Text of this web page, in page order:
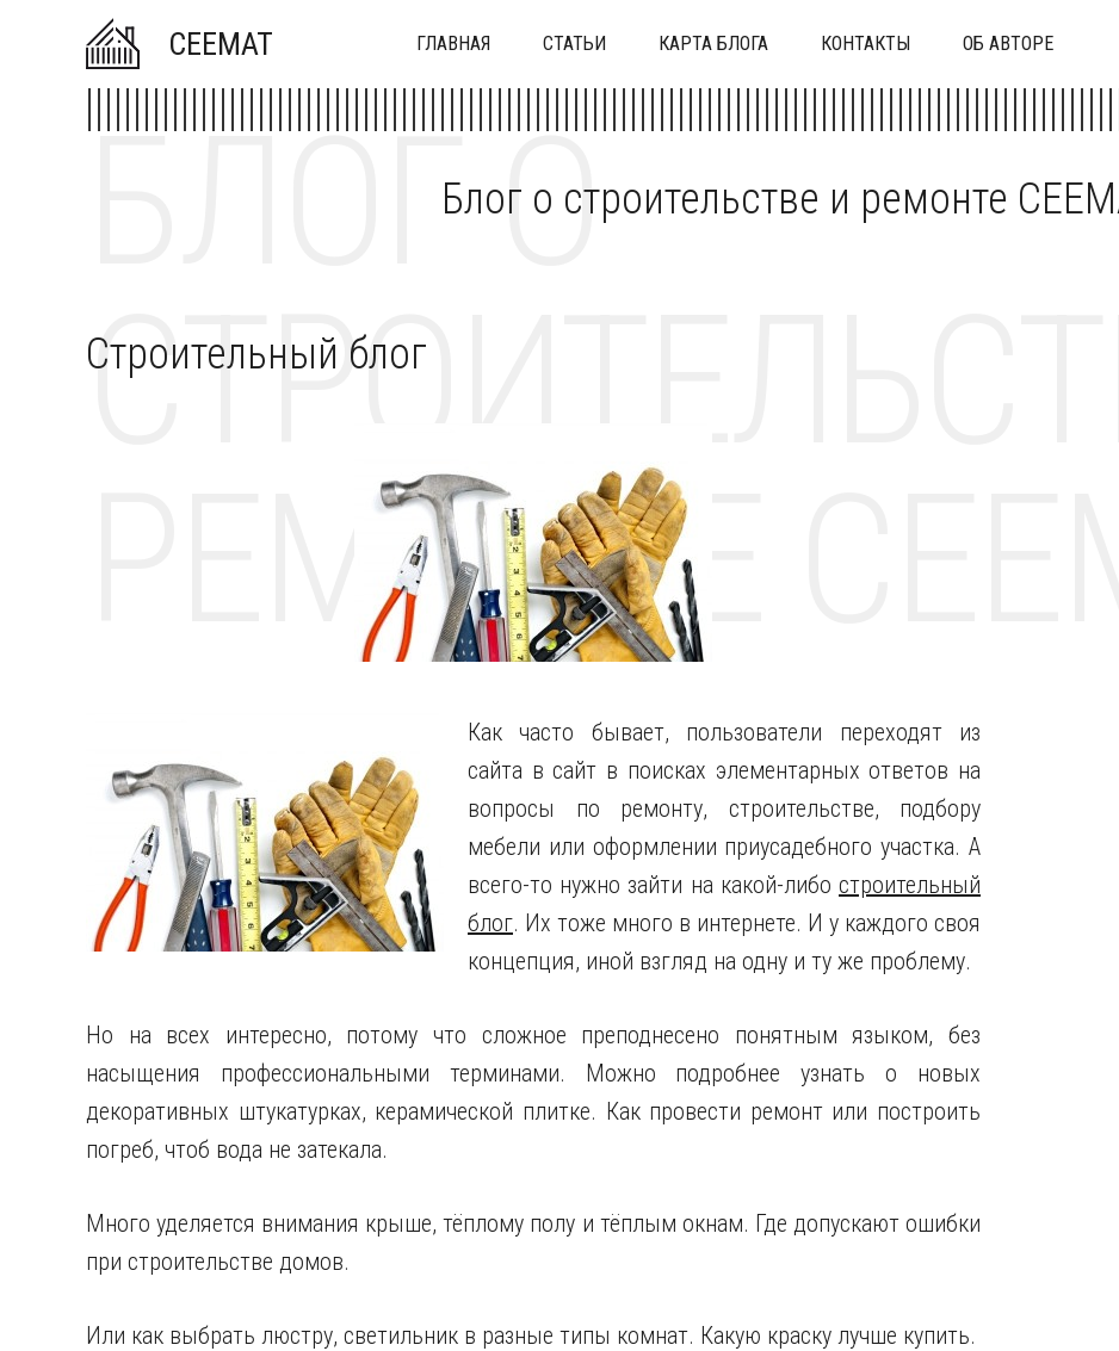
CEEMAT ГЛАВНАЯ СТАТЬИ КАРТА БЛОГА КОНТАКТЫ ОБ АВТОРЕ
Блог о строительстве и ремонте
БЛОГ О
РЕМОНТЕ
Строительный блог
Как часто бывает, пользователи переходят из
сайта в сайт в поисках элементарных ответов на
вопросы по ремонту, строительстве, подбору
мебели или оформлении приусадебного участка. А
всего-то нужно зайти на какой-либо строительный
блог. Их тоже много в интернете. И у каждого своя
концепция, иной взгляд на одну и ту же проблему.
Но на всех интересно, потому что сложное преподнесено понятным языком, без
насыщения профессиональными терминами. Можно подробнее узнать о новых
декоративных штукатурках, керамической плитке. Как провести ремонт или построить
погреб, чтоб вода не затекала.
Много уделяется внимания крыше, тёплому полу и тёплым окнам. Где допускают ошибки
при строительстве домов.
Или как выбрать люстру, светильник в разные типы комнат. Какую краску лучше купить.